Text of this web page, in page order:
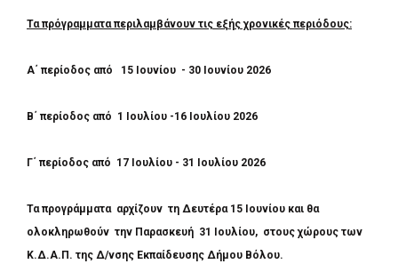
Τα πρόγραμματα περιλαμβάνουν τις εξής χρονικές περιόδους:
Α΄ περίοδος από 15 Ιουνίου - 30 Ιουνίου 2026
Β΄ περίοδος από 1 Ιουλίου -16 Ιουλίου 2026
Γ΄ περίοδος από 17 Ιουλίου - 31 Ιουλίου 2026
Τα προγράμματα αρχίζουν τη Δευτέρα 15 Ιουνίου και θα
ολοκληρωθούν την Παρασκευή 31 Ιουλίου, στους χώρους των
Κ.Δ.Α.Π. της Δ/νσης Εκπαίδευσης Δήμου Βόλου.